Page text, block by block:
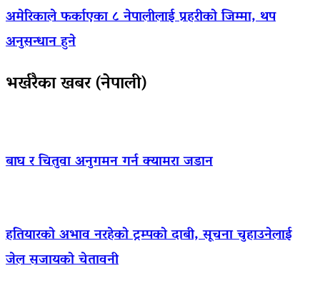
अमेरिकाले फर्काएका ८ नेपालीलाई प्रहरीको जिम्मा, थप
अनुसन्धान हुने
भर्खरैका खबर (नेपाली)
बाघ र चितुवा अनुगमन गर्न क्यामरा जडान
हतियारको अभाव नरहेको ट्रम्पको दाबी, सूचना चुहाउनेलाई
जेल सजायको चेतावनी